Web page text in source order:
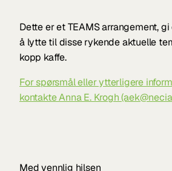
Dette er et TEAMS arrangement,
å lytte til disse rykende aktuelle
kopp kaffe.
For spørsmål eller ytterligere
kontakte Anna E. Krogh
Med vennlig hilsen